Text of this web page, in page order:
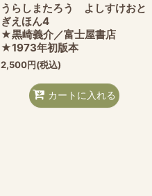
うらしまたろう よしすけおと
ぎえほん4
★黒崎義介／富士屋書店
★1973年初版本
2,500円(税込)
カートに入れる